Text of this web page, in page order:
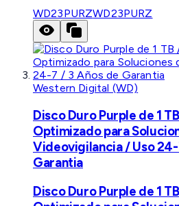
WD23PURZWD23PURZ
Western Digital (WD)
Disco Duro Purple de 1
Optimizado para
Videovigilancia / Uso
Garantia
Disco Duro Purple de 1